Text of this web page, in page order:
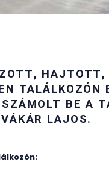
TALÁLKOZÓN
BE A
LAJOS.